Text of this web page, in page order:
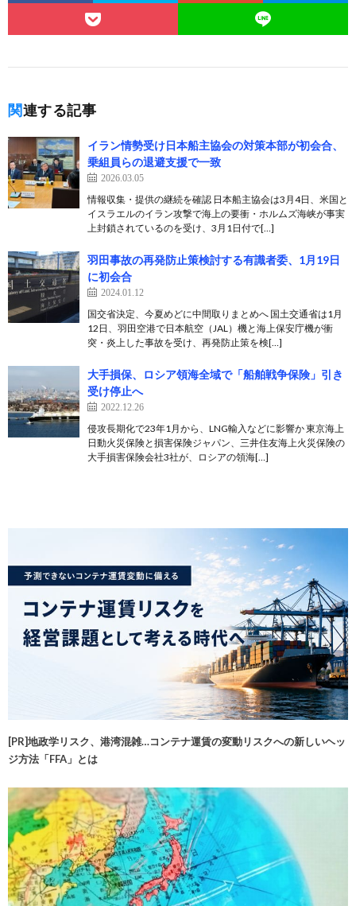
関連する記事
イラン情勢受け日本船主協会の対策本部が初会合、
乗組員らの退避支援で一致
2026.03.05
情報収集・提供の継続を確認 日本船主協会は3月4日、米国と
イスラエルのイラン攻撃で海上の要衝・ホルムズ海峡が事実
上封鎖されているのを受け、3月1日付で[…]
羽田事故の再発防止策検討する有識者委、1月19日
に初会合
2024.01.12
国交省決定、今夏めどに中間取りまとめへ 国土交通省は1月
12日、羽田空港で日本航空（JAL）機と海上保安庁機が衝
突・炎上した事故を受け、再発防止策を検[…]
大手損保、ロシア領海全域で「船舶戦争保険」引き
受け停止へ
2022.12.26
侵攻長期化で23年1月から、LNG輸入などに影響か 東京海上
日動火災保険と損害保険ジャパン、三井住友海上火災保険の
大手損害保険会社3社が、ロシアの領海[…]
[PR]地政学リスク、港湾混雑…コンテナ運賃の変動リスクへの新しいヘッ
ジ方法「FFA」とは